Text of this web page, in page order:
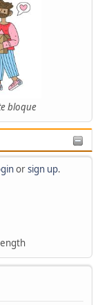
bloque
orsign up.